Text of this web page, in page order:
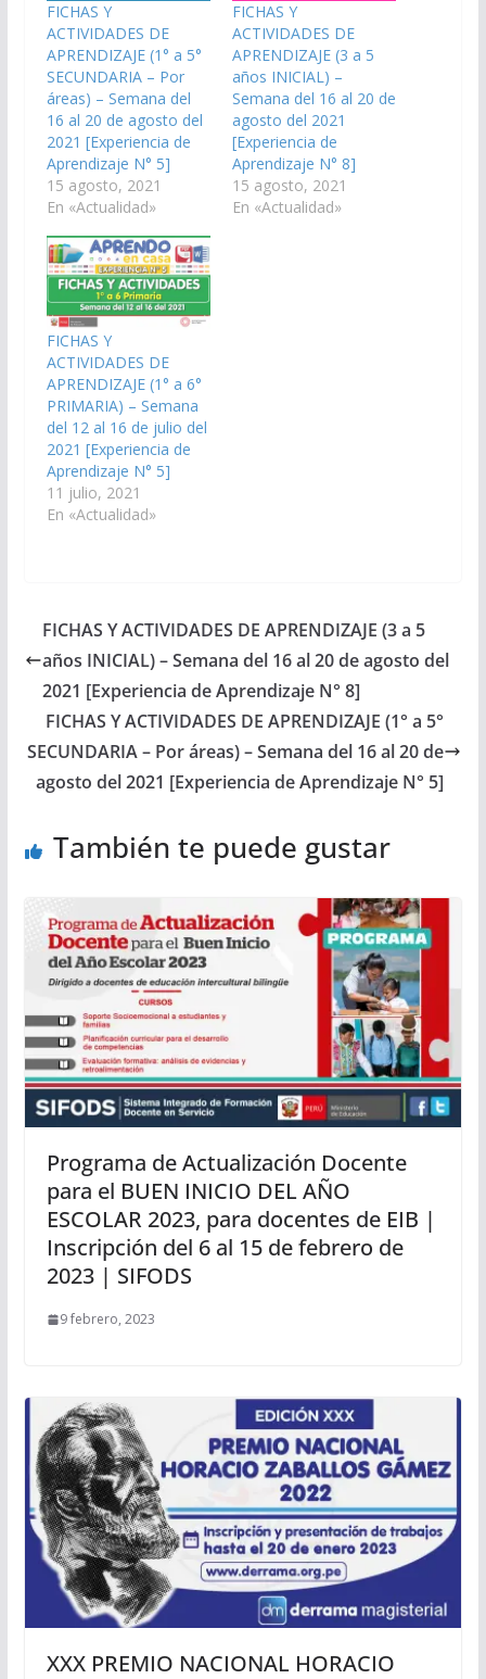
FICHAS Y
ACTIVIDADES DE
APRENDIZAJE (1° a 5°
SECUNDARIA – Por
áreas) – Semana del
16 al 20 de agosto del
2021 [Experiencia de
Aprendizaje N° 5]
15 agosto, 2021
En «Actualidad»
FICHAS Y
ACTIVIDADES DE
APRENDIZAJE (3 a 5
años INICIAL) –
Semana del 16 al 20 de
agosto del 2021
[Experiencia de
Aprendizaje N° 8]
15 agosto, 2021
En «Actualidad»
FICHAS Y
ACTIVIDADES DE
APRENDIZAJE (1° a 6°
PRIMARIA) – Semana
del 12 al 16 de julio del
2021 [Experiencia de
Aprendizaje N° 5]
11 julio, 2021
En «Actualidad»
FICHAS Y ACTIVIDADES DE APRENDIZAJE (3 a 5
años INICIAL) – Semana del 16 al 20 de agosto del
2021 [Experiencia de Aprendizaje N° 8]
FICHAS Y ACTIVIDADES DE APRENDIZAJE (1° a 5°
SECUNDARIA – Por áreas) – Semana del 16 al 20 de
agosto del 2021 [Experiencia de Aprendizaje N° 5]
También te puede gustar
Programa de Actualización Docente
para el BUEN INICIO DEL AÑO
ESCOLAR 2023, para docentes de EIB |
Inscripción del 6 al 15 de febrero de
2023 | SIFODS
9 febrero, 2023
XXX PREMIO NACIONAL HORACIO